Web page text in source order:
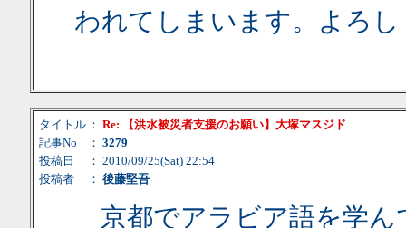
われてしまいます。よろ
タイトル ： Re: 【洪水被災者支援のお願い】大塚マスジド
記事No
： 3279
投稿日
： 2010/09/25(Sat) 22:54
投稿者
： 後藤堅吾
京都でアラビア語を学ん